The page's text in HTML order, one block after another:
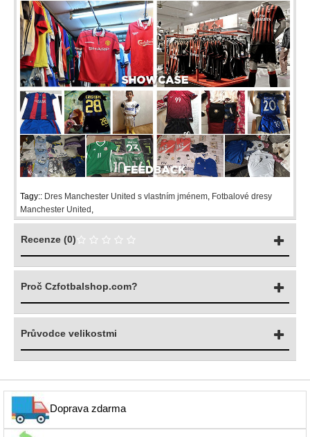
Tagy:: Dres Manchester United s vlastním jménem Fotbalové dresy
Manchester United
Recenze (0)
Proč Czfotbalshop.com?
Průvodce velikostmi
Doprava zdarma